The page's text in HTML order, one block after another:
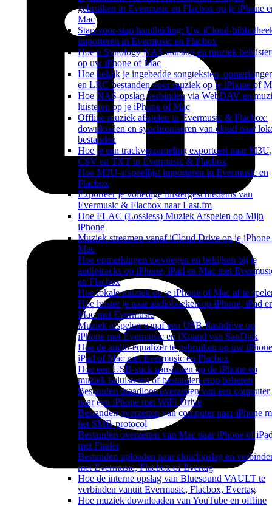
gebruiken in Evermusic en Flacbox op je iPhone
Mac
Stap-voor-stap handleiding: Uw iCloud-
importeren in Evermusic en Flacbox
Hoe u Synology NAS aansluit en muziek
op uw iPhone of Mac
Hoe bekijk je ingebedde songteksten,
en LRC-bestanden voor muziek op je iPhone of
Hoe NAS-opslag verbinden via WebDAV en
luisteren op je iPhone of Mac
Offline muziek afspelen in Evermusic & Flacbox:
downloaden en synchroniseren van cloud naar
bestanden
Hoe je een trackverzameling exporteert naar M3U,
CSV en TXT in Evermusic & Flacbox
Hoe M3U-afspeellijst importeren in Evermusic en
Flacbox
Exporteer je volledige luistergeschiedenis van
Evermusic & Flacbox naar Last.fm
Hoe FLAC (Lossless) Muziek Afspelen op Mijn
iPhone
Muziek streamen vanaf iCloud Drive op je
Mac
Hoe opmerkingen toevoegen en bekijken bij je
audiotracks op iPhone, iPad en Mac met
en Flacbox
Hoe lokale muziek op je iPhone of Mac af te
Hoe luister je naar audioboeken op iPhone, iPad
Mac met Evermusic
Muziek afspelen vanaf een USB-flashdrive op
iPhone met Evermusic en iXpand van SanDisk
Hoe de audio-equalizer te gebruiken op uw
iPad of Mac met Evermusic en Flacbox
Hoe een USB-stick aansluiten op de iPhone en
muziek beluisteren of bestanden erop beheren
Bestanden draadloos overzetten van een computer
naar een iPhone met WiFi-Drive
Bestanden overzetten van computer naar iPhone
het SMB-protocol
Bestanden overzetten van Mac naar iPhone of
met Finder
Bestanden uploaden naar cloudopslag en
met Evermusic, Flacbox of Evertag
Hoe de interne opslag van Bluesound VAULT te
verbinden vanuit Evermusic, Flacbox, Evertag
Hoe muziek downloaden van YouTube en offline